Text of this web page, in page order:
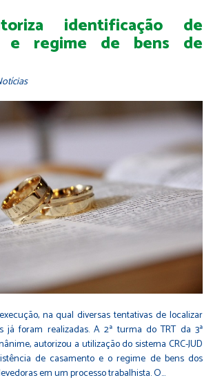
identificação de
e regime de bens de
na qual diversas tentativas de localizar
já foram realizadas. A 2ª turma do TRT da 3ª
autorizou a utilização do sistema CRC-JUD
de casamento e o regime de bens dos
em um processo trabalhista. O…